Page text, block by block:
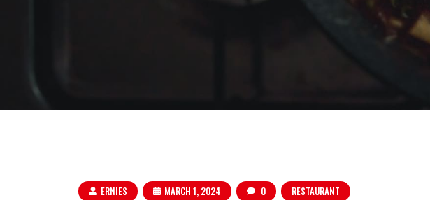
ERNIES MARCH 1, 2024 0 RESTAURANT